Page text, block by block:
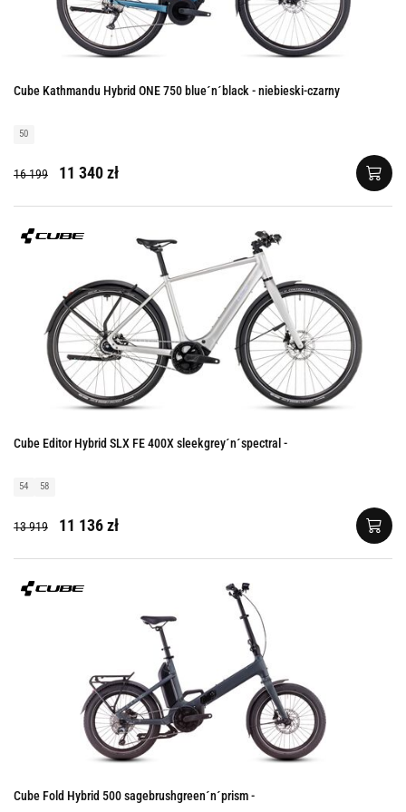
Cube Kathmandu Hybrid ONE 750 blue´n´black - niebieski-czarny
50
16 199 11 340 zł
Cube Editor Hybrid SLX FE 400X sleekgrey´n´spectral -
54 58
13 919 11 136 zł
Cube Fold Hybrid 500 sagebrushgreen´n´prism -